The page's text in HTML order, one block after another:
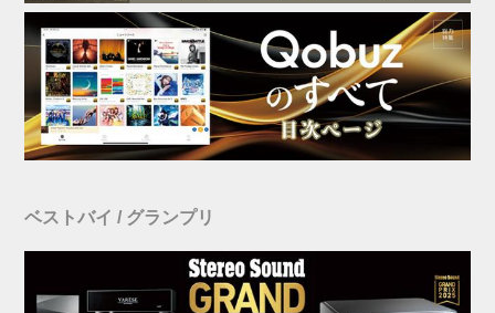
ベストバイ / グランプリ